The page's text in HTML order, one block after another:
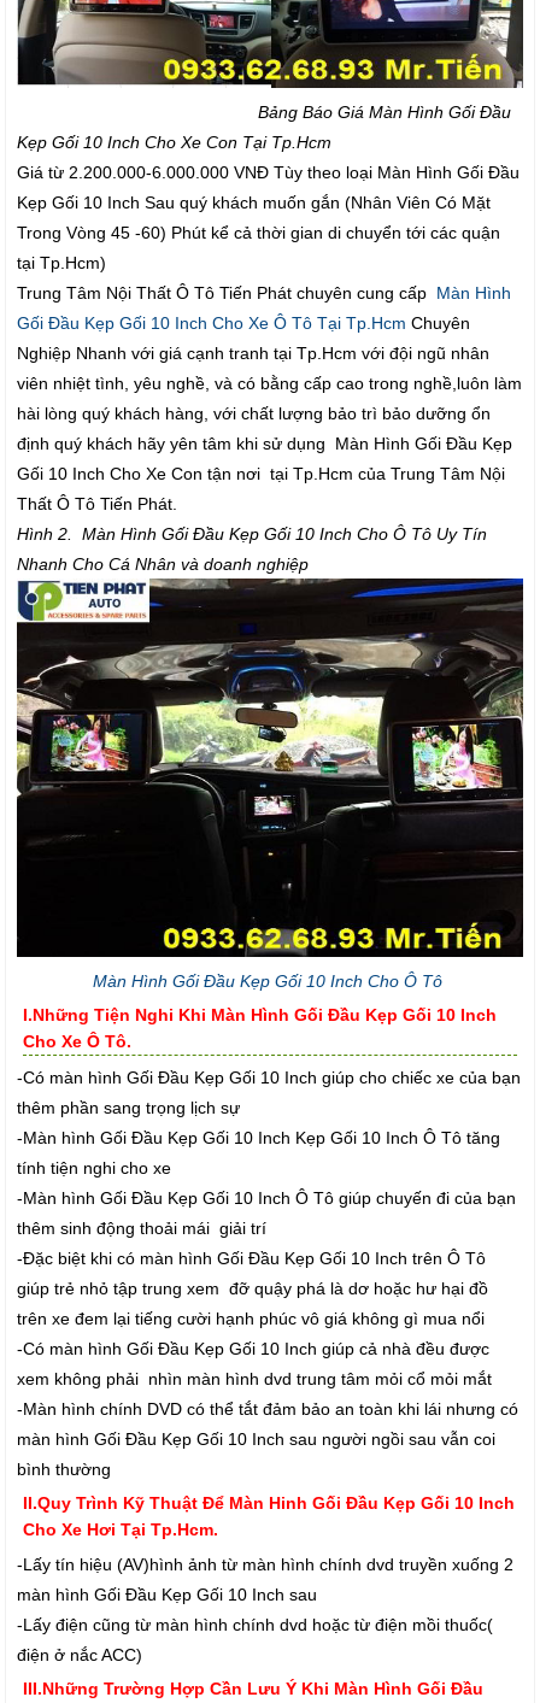
Bảng Báo Giá Màn Hình Gối Đầu
Kẹp Gối 10 Inch Cho Xe Con Tại Tp.Hcm
Giá từ 2.200.000-6.000.000 VNĐ Tùy theo loại Màn Hình Gối Đầu
Kẹp Gối 10 Inch Sau quý khách muốn gắn (Nhân Viên Có Mặt
Trong Vòng 45 -60) Phút kể cả thời gian di chuyển tới các quận
tại Tp.Hcm)
Trung Tâm Nội Thất Ô Tô Tiến Phát chuyên cung cấp Màn Hình
Gối Đầu Kẹp Gối 10 Inch Cho Xe Ô Tô Tại Tp.Hcm Chuyên
Nghiệp Nhanh với giá cạnh tranh tại Tp.Hcm với đội ngũ nhân
viên nhiệt tình, yêu nghề, và có bằng cấp cao trong nghề,luôn làm
hài lòng quý khách hàng, với chất lượng bảo trì bảo dưỡng ổn
định quý khách hãy yên tâm khi sử dụng Màn Hình Gối Đầu Kẹp
Gối 10 Inch Cho Xe Con tận nơi tại Tp.Hcm của Trung Tâm Nội
Thất Ô Tô Tiến Phát.
Hình 2. Màn Hình Gối Đầu Kẹp Gối 10 Inch Cho Ô Tô Uy Tín
Nhanh Cho Cá Nhân và doanh nghiệp
Màn Hình Gối Đầu Kẹp Gối 10 Inch Cho Ô Tô
I.Những Tiện Nghi Khi Màn Hình Gối Đầu Kẹp Gối 10 Inch
Cho Xe Ô Tô.
-Có màn hình Gối Đầu Kẹp Gối 10 Inch giúp cho chiếc xe của bạn
thêm phần sang trọng lịch sự
-Màn hình Gối Đầu Kẹp Gối 10 Inch Kẹp Gối 10 Inch Ô Tô tăng
tính tiện nghi cho xe
-Màn hình Gối Đầu Kẹp Gối 10 Inch Ô Tô giúp chuyến đi của bạn
thêm sinh động thoải mái giải trí
-Đặc biệt khi có màn hình Gối Đầu Kẹp Gối 10 Inch trên Ô Tô
giúp trẻ nhỏ tập trung xem đỡ quậy phá là dơ hoặc hư hại đồ
trên xe đem lại tiếng cười hạnh phúc vô giá không gì mua nổi
-Có màn hình Gối Đầu Kẹp Gối 10 Inch giúp cả nhà đều được
xem không phải nhìn màn hình dvd trung tâm mỏi cổ mỏi mắt
-Màn hình chính DVD có thể tắt đảm bảo an toàn khi lái nhưng có
màn hình Gối Đầu Kẹp Gối 10 Inch sau người ngồi sau vẫn coi
bình thường
II.Quy Trình Kỹ Thuật Để Màn Hinh Gối Đầu Kẹp Gối 10 Inch
Cho Xe Hơi Tại Tp.Hcm.
-Lấy tín hiệu (AV)hình ảnh từ màn hình chính dvd truyền xuống 2
màn hình Gối Đầu Kẹp Gối 10 Inch sau
-Lấy điện cũng từ màn hình chính dvd hoặc từ điện mồi thuốc(
điện ở nắc ACC)
III.Những Trường Hợp Cần Lưu Ý Khi Màn Hình Gối Đầu